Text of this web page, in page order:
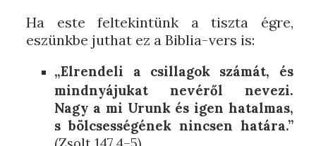
Ha este feltekintünk a tiszta égre,
eszünkbe juthat ez a Biblia-vers is:
„Elrendeli a csillagok számát, és
mindnyájukat nevéről nevezi.
Nagy a mi Urunk és igen hatalmas,
s bölcsességének nincsen határa.”
(Zsolt 147,4–5)